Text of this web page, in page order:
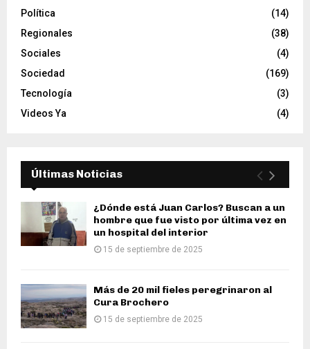
Política
(14)
Regionales
(38)
Sociales
(4)
Sociedad
(169)
Tecnología
(3)
Videos Ya
(4)
Últimas Noticias
¿Dónde está Juan Carlos? Buscan a un
hombre que fue visto por última vez en
un hospital del interior
15 de septiembre de 2025
Más de 20 mil fieles peregrinaron al
Cura Brochero
15 de septiembre de 2025